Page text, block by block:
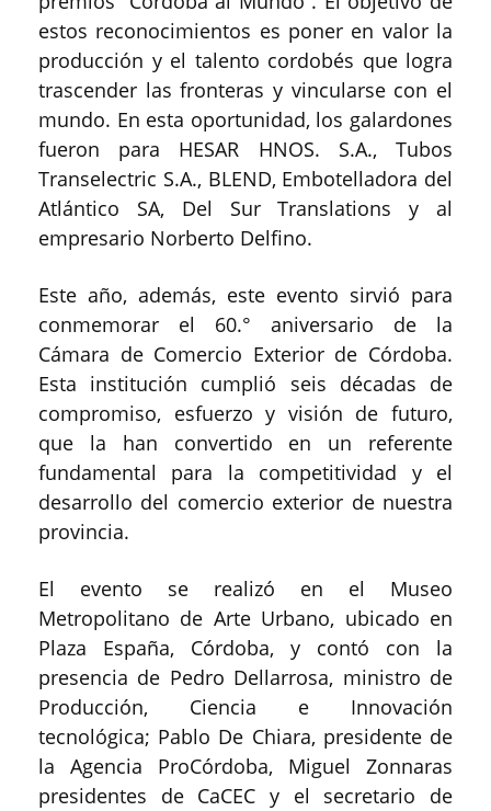
estos reconocimientos es poner en valor la
producción y el talento cordobés que logra
trascender las fronteras y vincularse con el
mundo. En esta oportunidad, los galardones
fueron para HESAR HNOS. S.A., Tubos
Transelectric S.A., BLEND, Embotelladora del
Atlántico SA, Del Sur Translations y al
empresario Norberto Delfino.
Este año, además, este evento sirvió para
conmemorar el 60.° aniversario de la
Cámara de Comercio Exterior de Córdoba.
Esta institución cumplió seis décadas de
compromiso, esfuerzo y visión de futuro,
que la han convertido en un referente
fundamental para la competitividad y el
desarrollo del comercio exterior de nuestra
provincia.
El evento se realizó en el Museo
Metropolitano de Arte Urbano, ubicado en
Plaza España, Córdoba, y contó con la
presencia de Pedro Dellarrosa, ministro de
Producción, Ciencia e Innovación
tecnológica; Pablo De Chiara, presidente de
la Agencia ProCórdoba, Miguel Zonnaras
presidentes de CaCEC y el secretario de